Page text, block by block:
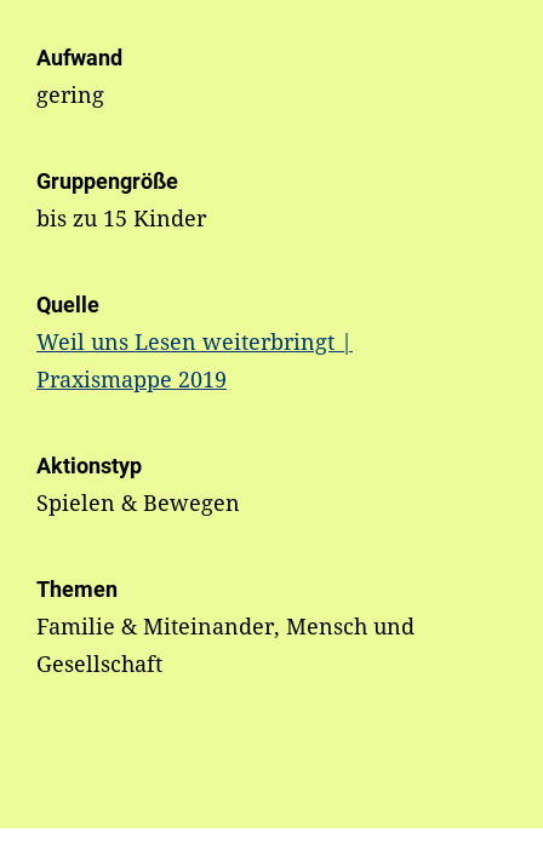
Aufwand
gering
Gruppengröße
bis zu 15 Kinder
Quelle
Weil uns Lesen weiterbringt |
Praxismappe 2019
Aktionstyp
Spielen & Bewegen
Themen
Familie & Miteinander, Mensch und
Gesellschaft